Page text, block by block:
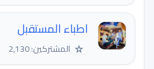
اطباء المستقبل
☆ المشتركين: 2,130